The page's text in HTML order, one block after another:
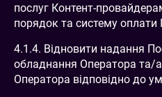
послуг Контент-
порядок та систему оплати
4.1.4. Відновити надання
обладнання Оператора
Оператора відповідно до